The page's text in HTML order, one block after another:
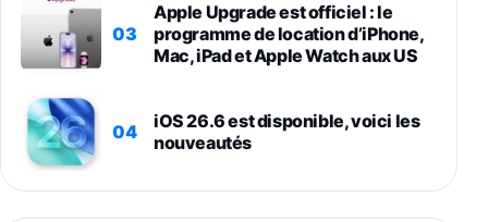
03
Apple Upgrade est officiel : le
programme de location d’iPhone,
Mac, iPad et Apple Watch aux US
04
iOS 26.6 est disponible, voici les
nouveautés